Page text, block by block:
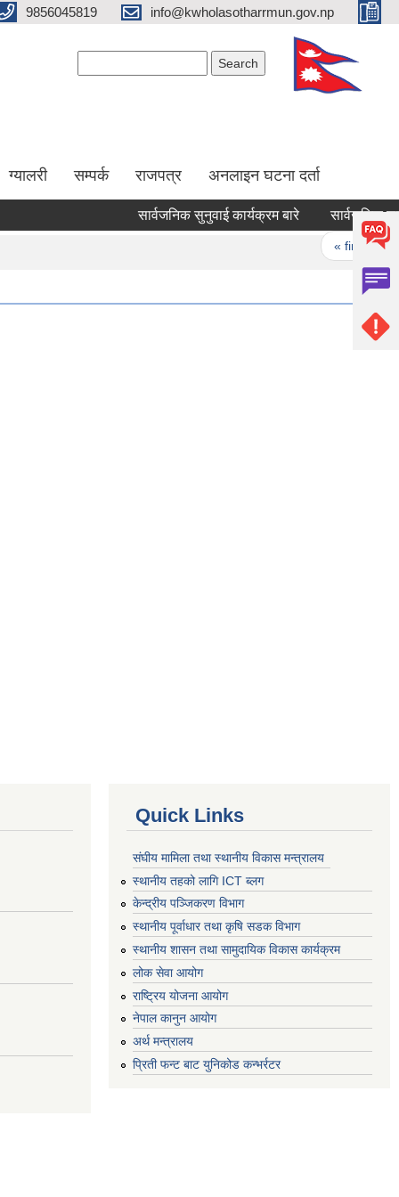
9856045819 info@kwholasotharrmun.gov.np
ग्यालरी सम्पर्क राजपत्र अनलाइन घटना दर्ता
सार्वजनिक सुनुवाई कार्यक्रम बारे सार्वजनिक
« first ‹
Quick Links
संघीय मामिला तथा स्थानीय विकास मन्त्रालय
स्थानीय तहको लागि ICT ब्लग
केन्द्रीय पञ्जिकरण विभाग
स्थानीय पूर्वाधार तथा कृषि सडक विभाग
स्थानीय शासन तथा सामुदायिक विकास कार्यक्रम
लोक सेवा आयोग
राष्ट्रिय योजना आयोग
नेपाल कानुन आयोग
अर्थ मन्त्रालय
प्रिती फन्ट बाट युनिकोड कन्भर्रटर